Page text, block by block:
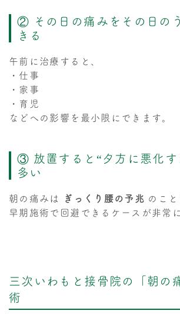
② その日の痛みをその日の
きる
午前に治療すると、
・仕事
・家事
・育児
などへの影響を最小限にできます。
③ 放置すると“夕方に悪化す
多い
朝の痛みは ぎっくり腰の予兆 のこと
早期施術で回避できるケースが非常
三次いわもと接骨院の「朝の
術